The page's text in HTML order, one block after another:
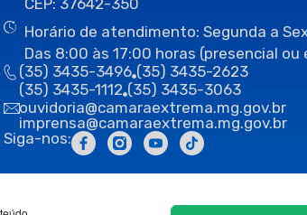
Horário de atendimento: Segunda a
Das 8:00 às 17:00 horas (presencial
(35) 3435-3496 (35) 3435-2623
(35) 3435-1112 (35) 3435-3063
ouvidoria@camaraextrema.mg.gov.br
imprensa@camaraextrema.mg.gov.br
Siga-nos: